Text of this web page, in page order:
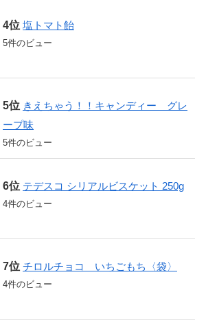
塩トマト飴
5件のビュー
きえちゃう！！キャンディー グレ
ープ味
5件のビュー
テデスコ シリアルビスケット 250g
4件のビュー
チロルチョコ いちごもち〈袋〉
4件のビュー